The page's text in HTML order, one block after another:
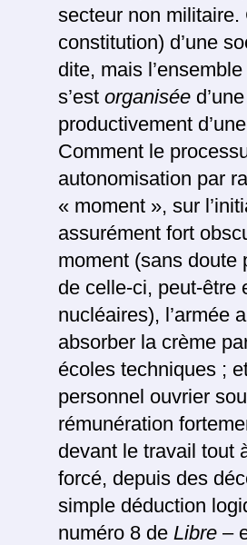
secteur non militaire.
constitution) d’une
dite, mais
s’est organisée
productivement
Comment le
autonomisation par
« moment », sur
assurément fort
moment (sans doute
de celle-ci, peut-être
nucléaires), l’armée
absorber la crème
écoles techniques ;
personnel ouvrier
rémunération
devant le travail tout
forcé, depuis des
simple déduction
numéro 8 de Libre –